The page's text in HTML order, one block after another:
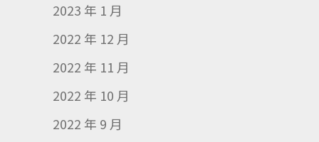
2023 年 1 月
2022 年 12 月
2022 年 11 月
2022 年 10 月
2022 年 9 月